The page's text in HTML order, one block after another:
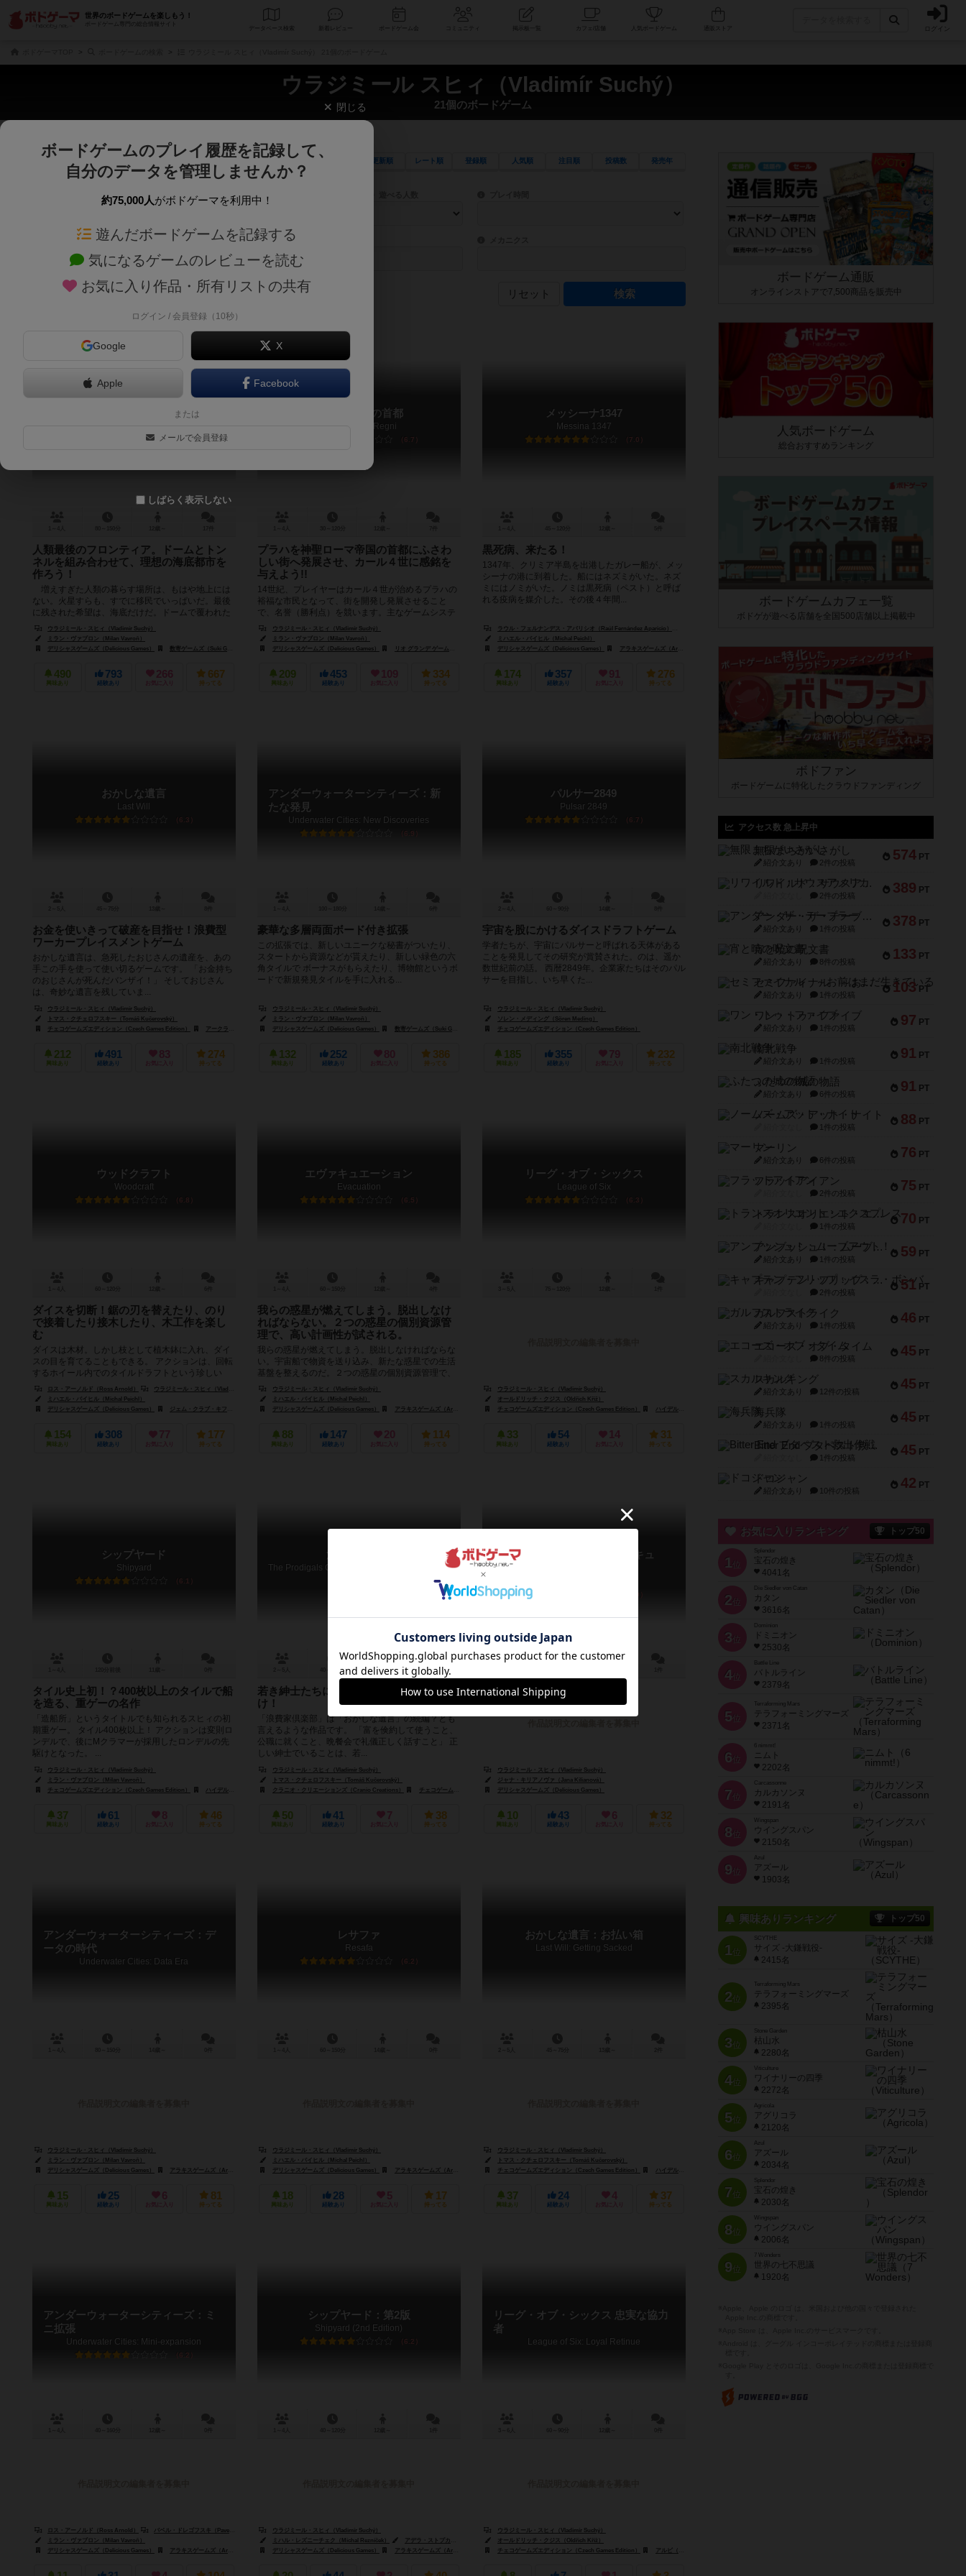
世界のボードゲームを楽しもう！
ボードゲーム専門の総合情報サイト
データベース コミュニティ 人気ボードゲーム ログイン
ウラジミール スヒィ（Vladimír Suchý）
21個のボードゲーム
じっくり表示 更新順 レート順 登録順 人気順 注目順 投稿数 発売年
商品名、商品説明文、デザイナー名、テーマ名、メカニクス名を対象にフリーワード検索ができます。
ゲームデザイナー名を指定して検索できます。
ゲームデザイナー 目安となる所要時間を指定することができます。マニュアルを読む時間や参加者へのルール説明時間は含まれていないため、初めて
対象年齢を指定します。 世界観や登場人物などモチーフ・ストーリーを指定することができます。直感的にゲームシステムを理解できるよう、中世ファンタジー・クッキング・海賊同士の対決など、ゲームコンセプトを絞
テーマ/フレーバー ゲーム性を構成するコアシステムです。主にボードゲームに慣れている方向けの絞込機能です。例えば「ダイスロール」はランダ
リセット
アンダーウォーターシティーズ
7.3
人類最後のフロンティア。ドームとトン
ネルを組み合わせて、理想の海底都市を
作ろう！
増えすぎた人類の暮らす場所は、もはや地上には
ない。火星すらも、すでに移民でいっぱいだ。最後
に残された希望は、海底だけだ。ドームで覆われた
居住区をトンネルでつないだ海底都市を...
ウラジミール・スヒィ（Vladimír Suchý）
ミラン・ヴァブロン（Milan Vavroň）
デリシャスゲームズ（Delicious Games）
数寄ゲームズ（Suki Games）
490
興味あり
793
経験あり
266
お気に入り
667
持ってる
プラハ 王国の首都
Praga Caput Regni
6.7
プラハを神聖ローマ帝国の首都にふさわ
しい街へ発展させ、カール４世に感銘を
与えよう!!
14世紀、プレイヤーはカール４世が治めるプラハの
裕福な市民となって、街を開発し発展させること
で、名誉（勝利点）を競います。主なゲームシステ
ムは都市開発パズルで、プラハの歴史的...
ウラジミール・スヒィ（Vladimír Suchý）
ミラン・ヴァブロン（Milan Vavroň）
デリシャスゲームズ（Delicious Games）
リオ グランデ ゲームス（Rio Grande Games）
209
興味あり
453
経験あり
109
お気に入り
334
持ってる
メッシーナ1347
Messina 1347
7.0
黒死病、来たる！
1347年、クリミア半島を出港したガレー船が、メッ
シーナの港に到着した。船にはネズミがいた。ネズ
ミにはノミがいた。ノミは黒死病（ペスト）と呼ば
れる疫病を媒介した。その後４年間...
ラウル・フェルナンデス・アパリシオ（Raúl Fernández Aparicio）
ミハエル・パイヒル（Michal Peichl）
デリシャスゲームズ（Delicious Games）
アラキスゲームズ（Arrakis Games） リオ グランデ ゲームス（Rio Grande Games）
174
興味あり
357
経験あり
91
お気に入り
276
持ってる
おかしな遺言
Last Will
6.3
お金を使いきって破産を目指せ！浪費型
ワーカープレイスメントゲーム
おかしな遺言は、急死したおじさんの遺産を、あの
手この手を使って使い切るゲームです。 「お金持ち
のおじさんが死んだバンザイ！」 そしておじさん
は、奇妙な遺言を残していま...
ウラジミール・スヒィ（Vladimír Suchý）
トマス・クチェロフスキー（Tomáš Kučerovský）
チェコゲームズエディション（Czech Games Edition）
アークライト（Arclight） ガガゲームズ（GaGa Games）
212
興味あり
491
経験あり
83
お気に入り
274
持ってる
アンダーウォーターシティーズ：新
たな発見
Underwater Cities: New Discoveries
6.9
豪華な多層両面ボード付き拡張
この拡張では、新しいユニークな秘書がついたり、
スタートから資源などが貰えたり、新しい緑色の六
角タイルで ボーナスがもらえたり、博物館というボ
ードで新規発見タイルを手に入れる...
ウラジミール・スヒィ（Vladimír Suchý）
ミラン・ヴァブロン（Milan Vavroň）
デリシャスゲームズ（Delicious Games）
数寄ゲームズ（Suki Games）
132
興味あり
252
経験あり
80
お気に入り
386
持ってる
パルサー2849
Pulsar 2849
6.7
宇宙を股にかけるダイスドラフトゲーム
学者たちが、宇宙にパルサーと呼ばれる天体がある
ことを発見してその研究が賞賛された。のは、遥か
数世紀前の話。 西暦2849年。企業家たちはそのパル
サーを目指し、いち早くた...
ウラジミール・スヒィ（Vladimír Suchý）
ソレン・メディング（Sören Meding）
チェコゲームズエディション（Czech Games Edition）
185
興味あり
355
経験あり
79
お気に入り
232
持ってる
ウッドクラフト
Woodcraft
6.8
ダイスを切断！鋸の刃を替えたり、のり
で接着したり接木したり、木工作を楽し
む
ダイスは木材。しかし枝として植木鉢に入れ、ダイ
スの目を育てることもできる。 アクションは、回転
するホイール内でのタイルドラフトという珍しい
形。穴から見えるミニボーナスを...
ロス・アーノルド（Ross Arnold）
ウラジミール・スヒィ（Vladimír Suchý）
ミハエル・パイヒル（Michal Peichl）
デリシャスゲームズ（Delicious Games）
ジェム・クラブ・キフト（Gém Klub Kft.） ジャンピング・タートル・ゲームズ（Jumping Turtle Games）
154
興味あり
308
経験あり
77
お気に入り
177
持ってる
エヴァキュエーション
Evacuation
6.5
我らの惑星が燃えてしまう。脱出しなけ
ればならない。２つの惑星の個別資源管
理で、高い計画性が試される。
我らの惑星が燃えてしまう。脱出しなければならな
い。宇宙船で物資を送り込み、新たな惑星での生活
基盤を整えるのだ。２つの惑星の個別資源管理で、
高い計画性が試される。 ※詳細...
ウラジミール・スヒィ（Vladimír Suchý）
ミハエル・パイヒル（Michal Peichl）
デリシャスゲームズ（Delicious Games）
アラキスゲームズ（Arrakis Games） イントラフィン ゲームズ（Intrafin Games）
88
興味あり
147
経験あり
20
お気に入り
114
持ってる
リーグ・オブ・シックス
League of Six
6.3
ウラジミール・スヒィ（Vladimír Suchý）
オールドリッチ・クジス（Oldřich Kříž）
チェコゲームズエディション（Czech Games Edition）
ハイデルベルガー シュピーレ出版（Heidelberger Spieleverlag）
33
興味あり
54
経験あり
14
お気に入り
31
持ってる
シップヤード
Shipyard
6.1
タイル史上初！？400枚以上のタイルで船
を造る、重ゲーの名作
「造船所」というタイトルでも知られるスヒィの初
期重ゲー。 タイル400枚以上！ アクションは変則ロ
ンデルで、後にMクラマーが採用したロンデルの先
駆けとなった。 ...
ウラジミール・スヒィ（Vladimír Suchý）
ミラン・ヴァブロン（Milan Vavroň）
チェコゲームズエディション（Czech Games Edition）
ハイデルベルガー シュピーレ出版（Heidelberger Spieleverlag） リオ グランデ ゲームス（Rio Grande Games）
37
興味あり
61
経験あり
8
お気に入り
46
持ってる
浪費家倶楽部
The Prodigals Club / Der Club der Verschwender
40～100分 14歳～ 3件
若き紳士たちによる前代未聞の悪ふざ
け！
「浪費家倶楽部」は「おかしな遺言」の続編？とも
言えるような作品です。 「富を倹約して使うこと、
公職に就くこと、晩餐会で礼儀正しく話すこと」 正
しい紳士でいることは、若...
ウラジミール・スヒィ（Vladimír Suchý）
トマス・クチェロフスキー（Tomáš Kučerovský）
クラニオ・クリエーションズ（Cranio Creations）
チェコゲームズエディション（Czech Games Edition） ハイデルベルガー シュピーレ出版（Heidelberger Spieleverlag）
50
興味あり
41
経験あり
7
お気に入り
38
持ってる
モンスター・ベイビー・レスキュ
ー！
5.9
ウラジミール・スヒィ（Vladimír Suchý）
ジャナ・キリアノヴァ（Jana Kilianová）
デリシャスゲームズ（Delicious Games）
10
興味あり
43
経験あり
6
お気に入り
32
持ってる
アンダーウォーターシティーズ：デ
ータの時代
Underwater Cities: Data Era
ウラジミール・スヒィ（Vladimír Suchý）
ミラン・ヴァブロン（Milan Vavroň）
デリシャスゲームズ（Delicious Games）
アラキスゲームズ（Arrakis Games） フォックスインザボックス（Fox in the Box）
15
興味あり
25
経験あり
6
お気に入り
81
持ってる
レサファ
Resafa
6.2
ウラジミール・スヒィ（Vladimír Suchý）
ミハエル・パイヒル（Michal Peichl）
デリシャスゲームズ（Delicious Games）
アラキスゲームズ（Arrakis Games） イントラフィン ゲームズ（Intrafin Games）
18
興味あり
28
経験あり
5
お気に入り
17
持ってる
おかしな遺言：お払い箱
Last Will: Getting Sacked
ウラジミール・スヒィ（Vladimír Suchý）
トマス・クチェロフスキー（Tomáš Kučerovský）
チェコゲームズエディション（Czech Games Edition）
ハイデルベルガー シュピーレ出版（Heidelberger Spieleverlag）
37
興味あり
24
経験あり
4
お気に入り
37
持ってる
アンダーウォーターシティーズ：ミ
ニ拡張
Underwater Cities: Mini-expansion
6.2
ロス・アーノルド（Ross Arnold） パベル・ドレゴフスキ（Pavel Dolegowski）
ウラジミール・スヒィ（Vladimír Suchý）
ミラン・ヴァブロン（Milan Vavroň）
デリシャスゲームズ（Delicious Games）
アラキスゲームズ（Arrakis Games） ポータルゲームズ（Portal Games）
シップヤード：第2版
Shipyard (2nd Edition)
6.2
ウラジミール・スヒィ（Vladimír Suchý）
ミハル・レズニーチェク（Michal Řezníček）
アデラ・ストプカ（Adela Stopka）
デリシャスゲームズ（Delicious Games）
アラキスゲームズ（Arrakis Games） リオ グランデ ゲームス（Rio Grande Games）
リーグ・オブ・シックス 忠実な協力
者
League of Six: Loyal Retinue
ウラジミール・スヒィ（Vladimír Suchý）
オールドリッチ・クジス（Oldřich Kříž）
チェコゲームズエディション（Czech Games Edition）
アルビ（Albi）
ボードゲーム通販
オンラインストアで7,500商品を販売中
人気ボードゲーム
総合おすすめランキング
ボードゲームカフェ一覧
ボドゲが遊べる店舗を全国500店舗以上掲載中
ボドファン
ボードゲームに特化したクラウドファンディング
アクセス数 急上昇中
574 PT
無限まちがいさがし
紹介文あり 2件の投稿
389 PT
リワイルド：サウスアメリカ
2件の投稿
378 PT
アンダー・ザ・テーブラー
紹介文あり 1件の投稿
133 PT
宵と暁の呪文書
紹介文あり 8件の投稿
103 PT
セミファイナル ～お前はまだ生きている～
紹介文あり 1件の投稿
97 PT
ワン・トゥ・ファイブ
紹介文あり 1件の投稿
91 PT
南北戦争
紹介文あり 1件の投稿
91 PT
ふたつの城の物語
紹介文あり 6件の投稿
88 PT
ノームズ・アット・ナイト
1件の投稿
76 PT
マーリン
紹介文あり 6件の投稿
75 PT
フラットアイアン
2件の投稿
70 PT
トランスオリエント・エクスプレス
1件の投稿
59 PT
アンブッシュ！：ムーブアウト！
紹介文あり 1件の投稿
51 PT
キャプテン・フリップ：イスラ・ボンバ
2件の投稿
46 PT
ガルフストライク
紹介文あり 1件の投稿
45 PT
エコーズ・オブ・タイム
8件の投稿
45 PT
スカルキング
紹介文あり 12件の投稿
45 PT
海兵隊
紹介文あり 1件の投稿
45 PT
Bitter End ブタペスト救出作戦
1件の投稿
42 PT
ドコジャン
紹介文あり 10件の投稿
お気に入りランキング トップ50
1 位
宝石の煌き
4041名
2 位
Die Siedler von Catan
カタン
3616名
3 位
ドミニオン
2530名
4位
Battle Line
バトルライン
2379名
5 位
Terraforming Mars
テラフォーミングマーズ
2371名
6 位
ニムト
2202名
7 位
Carcassonne
カルカソンヌ
2191名
8 位
Wingspan
ウイングスパン
2150名
9 位
Azul
アズール
1903名
興味ありランキング トップ50
1位
SCYTHE
サイズ -大鎌戦役-
2415名
2位
Terraforming Mars
テラフォーミングマーズ
2395名
3位
Stone Garden
枯山水
2280名
4位
Viticulture
ワイナリーの四季
2272名
5位
Agricola
アグリコラ
2120名
6位
Azul
アズール
2034名
7位
宝石の煌き
2030名
8位
Wingspan
ウイングスパン
2006名
9位
7 Wonders
世界の七不思議
1920名
閉じる
ボードゲームのプレイ履歴を記録して、
自分のデータを管理しませんか？
約75,000人がボドゲーマを利用中！
遊んだボードゲームを記録する
気になるゲームのレビューを読む
お気に入り作品・所有リストの共有
ログイン / 会員登録（10秒）
Google X
Apple Facebook
または
メールで会員登録
しばらく表示しない